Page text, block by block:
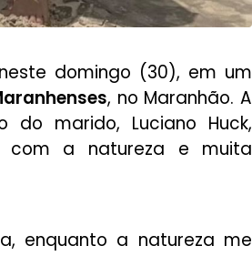
neste domingo (30), em um
, no Maranhão. A
marido, Luciano Huck,
com a natureza e muita
enquanto a natureza me